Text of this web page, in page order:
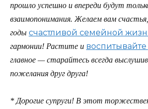
прошло успешно и впереди будут
взаимопонимания. Желаем вам
годы счастливой семейной
гармонии! Растите и
главное — старайтесь всегда
пожелания друг друга!
* Дорогие супруги! В этот